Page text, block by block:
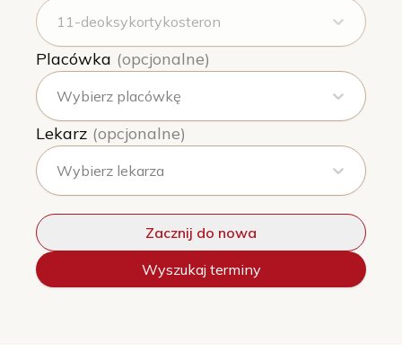
11-deoksykortykosteron
Placówka (opcjonalne)
Wybierz placówkę
Lekarz (opcjonalne)
Wybierz lekarza
Zacznij do nowa
Wyszukaj terminy